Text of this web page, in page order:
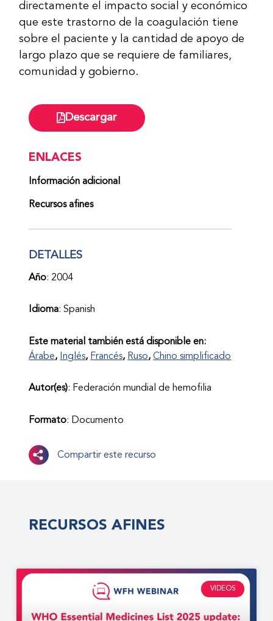
Descargar
ENLACES
Información adicional
Recursos afines
DETALLES
Año: 2004
Idioma: Spanish
Este material también está disponible en:
Árabe
Inglés Francés Ruso Chino simplificado
Autor(es): Federación mundial de hemofilia
Formato: Documento
Compartir este recurso
directamente el impacto social y económico
que este trastorno de la coagulación tiene
sobre el paciente y la cantidad de apoyo de
largo plazo que se requiere de familiares,
comunidad y gobierno.
RECURSOS AFINES
VIDEOS